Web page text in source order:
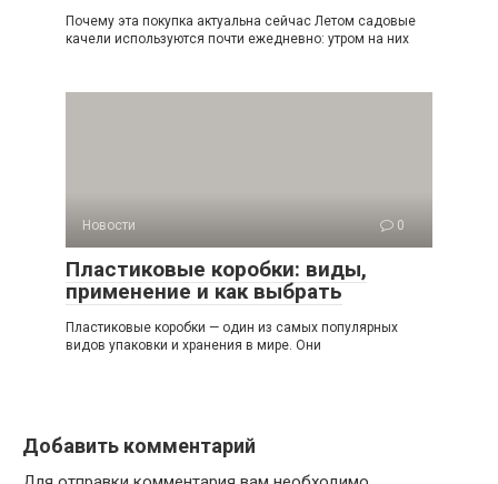
Почему эта покупка актуальна сейчас Летом садовые
качели используются почти ежедневно: утром на них
Новости 0
Пластиковые коробки: виды,
применение и как выбрать
Пластиковые коробки — один из самых популярных
видов упаковки и хранения в мире. Они
Добавить комментарий